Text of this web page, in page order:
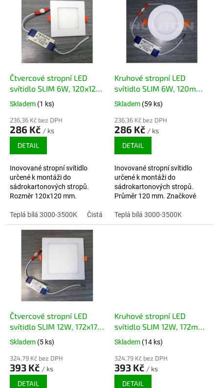
Čtvercové stropní LED
svítidlo SLIM 6W, 120x120
mm, Lifud driver, RUNLITE
Skladem (1 ks)
236,36 Kč bez DPH
286 Kč / ks
DETAIL
Inovované stropní svítidlo
určené k montáži do
sádrokartonových stropů.
Rozměr 120x120 mm.
značkové trafo LIFUD.
Teplá bílá 3000-3500K Čistá bílá 4000-4500K Studená bílá
Kruhové stropní LED
svítidlo SLIM 6W, 120mm,
Lifud driver, RUNLITE LED
Skladem (59 ks)
236,36 Kč bez DPH
286 Kč / ks
DETAIL
Inovované stropní svítidlo
určené k montáži do
sádrokartonových stropů.
Průměr 120 mm. Značkové
LIFUD.
Teplá bílá 3000-3500K
Čtvercové stropní LED
svítidlo SLIM 12W, 172x172
mm, Lifud driver, RUNLITE
Skladem (5 ks)
324,79 Kč bez DPH
393 Kč / ks
DETAIL
Kruhové stropní LED
svítidlo SLIM 12W, 172mm,
Lifud driver, RUNLITE LED
Skladem (14 ks)
324,79 Kč bez DPH
393 Kč / ks
DETAIL